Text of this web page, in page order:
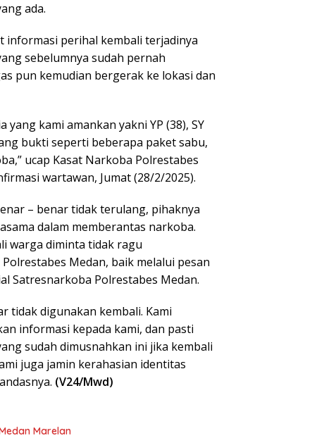
ada.
informasi perihal kembali terjadinya
sebelumnya sudah pernah
pun kemudian bergerak ke lokasi dan
kami amankan yakni YP (38), SY
bukti seperti beberapa paket sabu,
ucap Kasat Narkoba Polrestabes
wartawan, Jumat (28/2/2025).
– benar tidak terulang, pihaknya
dalam memberantas narkoba.
warga diminta tidak ragu
Medan, baik melalui pesan
Satresnarkoba Polrestabes Medan.
tidak digunakan kembali. Kami
informasi kepada kami, dan pasti
sudah dimusnahkan ini jika kembali
juga jamin kerahasian identitas
(V24/Mwd)
Marelan